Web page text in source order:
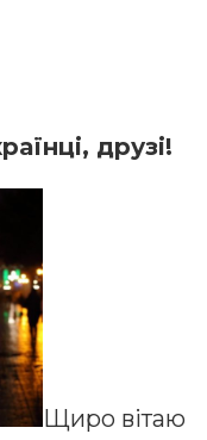
друзі!
Щиро вітаю